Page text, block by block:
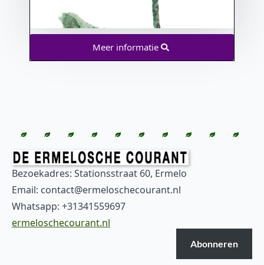
Meer informatie
Bezoekadres: Stationsstraat 60, Ermelo
Email: contact@ermeloschecourant.nl
Whatsapp: +31341559697
ermeloschecourant.nl
Abonneren